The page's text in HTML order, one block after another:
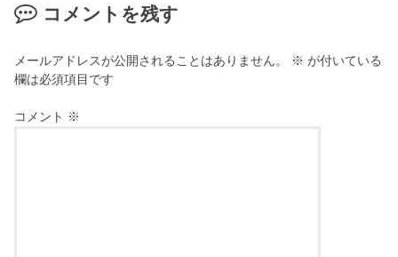
コメントを残す
メールアドレスが公開されることはありません。 ※ が付いている
欄は必須項目です
コメント ※